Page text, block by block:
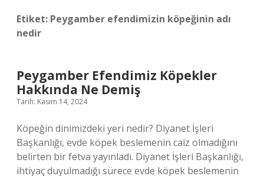
Etiket: Peygamber efendimizin köpeğinin adı
nedir
Peygamber Efendimiz Köpekler
Hakkında Ne Demiş
Tarih: Kasım 14, 2024
Köpeğin dinimizdeki yeri nedir? Diyanet İşleri
Başkanlığı, evde köpek beslemenin caiz olmadığını
belirten bir fetva yayınladı. Diyanet İşleri Başkanlığı,
ihtiyaç duyulmadığı sürece evde köpek beslemenin